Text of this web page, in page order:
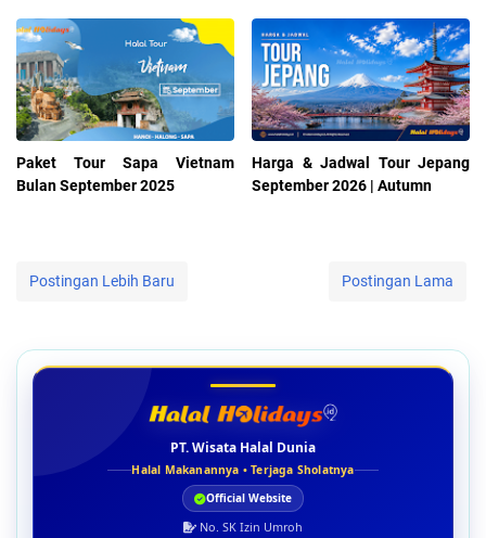
Paket Tour Sapa Vietnam
Bulan September 2025
Harga & Jadwal Tour Jepang
September 2026 | Autumn
Postingan Lebih Baru Postingan Lama
PT. Wisata Halal Dunia
Halal Makanannya • Terjaga Sholatnya
Official Website
No. SK Izin Umroh